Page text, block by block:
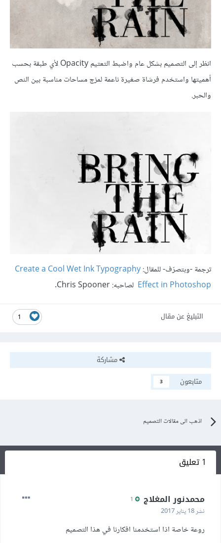
انظر إلى التصميم بشكل عام واضبط التعتيم Opacity لأي طبقة بحسب
أهميتها واستخدم فرشاة صغيرة ناعمة لمزج مساحات مناسبة بين النص
والحبر.
ترجمة -وبتصرّف- للمقال:Create a Cool Wet Ink Typography
Effect in Photoshop لصاحبه:Chris Spooner.
1 التبليغ عن مقال
مشاركة
متابعون
3
اذهب الى مقالات التصميم
1 تعليق
محمدنور المغلاج
نشر18 يناير 2017
روعة خاصة اذا استخدمنا افكارنا في هذا التصميم